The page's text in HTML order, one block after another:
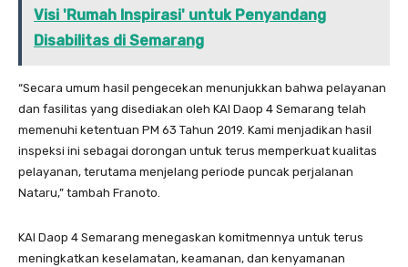
Visi 'Rumah Inspirasi' untuk Penyandang
Disabilitas di Semarang
“Secara umum hasil pengecekan menunjukkan bahwa pelayanan
dan fasilitas yang disediakan oleh KAI Daop 4 Semarang telah
memenuhi ketentuan PM 63 Tahun 2019. Kami menjadikan hasil
inspeksi ini sebagai dorongan untuk terus memperkuat kualitas
pelayanan, terutama menjelang periode puncak perjalanan
Nataru,” tambah Franoto.
KAI Daop 4 Semarang menegaskan komitmennya untuk terus
meningkatkan keselamatan, keamanan, dan kenyamanan